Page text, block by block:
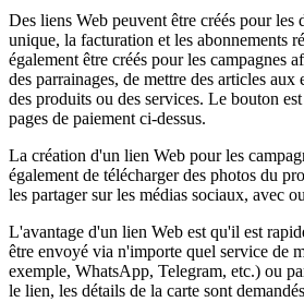
Des liens Web peuvent être créés pour les
unique, la facturation et les abonnements
également être créés pour les campagnes
des parrainages, de mettre des articles aux
des produits ou des services. Le bouton
pages de paiement ci-dessus.
La création d'un lien Web pour les
également de télécharger des photos du
les partager sur les médias sociaux, avec
L'avantage d'un lien Web est qu'il est
être envoyé via n'importe quel service de
exemple, WhatsApp, Telegram, etc.) ou
le lien, les détails de la carte sont